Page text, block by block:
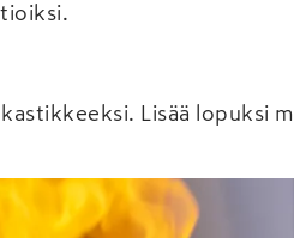
Lisää lopuksi